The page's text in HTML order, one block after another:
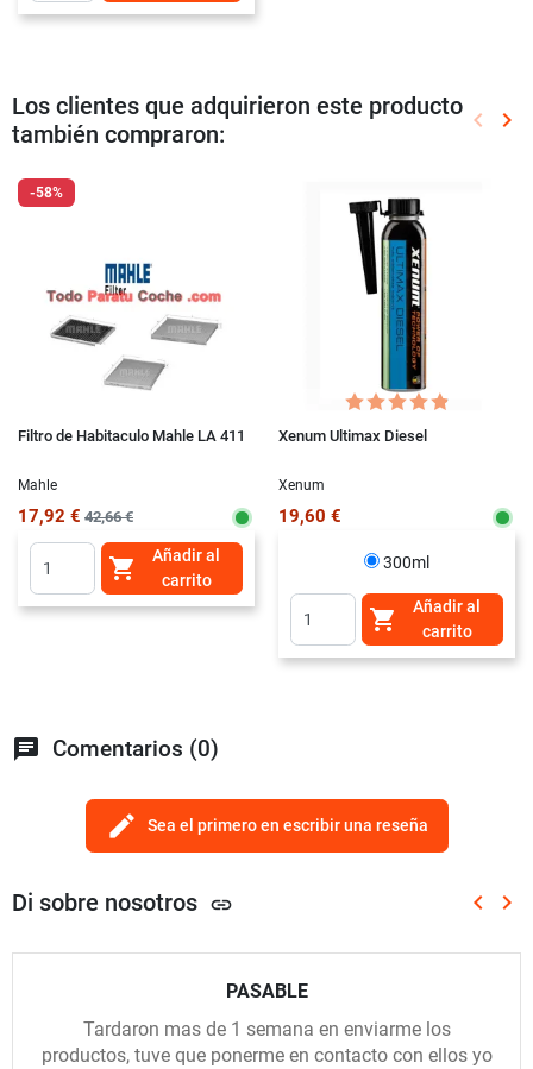
Los clientes que adquirieron este producto
también compraron:
keyboard_arrow_left keyboard_arrow_right
-58%
Filtro de Habitaculo Mahle LA 411
Mahle
17,92 € 42,66 €

Añadir al
carrito
Xenum Ultimax Diesel
Xenum
19,60 €
300ml

Añadir al
carrito
chat Comentarios (0)
edit Sea el primero en escribir una reseña
Di sobre nosotros link keyboard_arrow_left keyboard_arrow_right
PASABLE
Tardaron mas de 1 semana en enviarme los
productos, tuve que ponerme en contacto con ellos yo